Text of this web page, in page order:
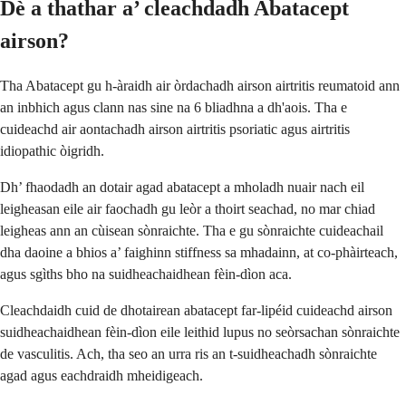
Dè a thathar a’ cleachdadh Abatacept
airson?
Tha Abatacept gu h-àraidh air òrdachadh airson airtritis reumatoid ann
an inbhich agus clann nas sine na 6 bliadhna a dh'aois. Tha e
cuideachd air aontachadh airson airtritis psoriatic agus airtritis
idiopathic òigridh.
Dh’ fhaodadh an dotair agad abatacept a mholadh nuair nach eil
leigheasan eile air faochadh gu leòr a thoirt seachad, no mar chiad
leigheas ann an cùisean sònraichte. Tha e gu sònraichte cuideachail
dha daoine a bhios a’ faighinn stiffness sa mhadainn, at co-phàirteach,
agus sgìths bho na suidheachaidhean fèin-dìon aca.
Cleachdaidh cuid de dhotairean abatacept far-lipéid cuideachd airson
suidheachaidhean fèin-dìon eile leithid lupus no seòrsachan sònraichte
de vasculitis. Ach, tha seo an urra ris an t-suidheachadh sònraichte
agad agus eachdraidh mheidigeach.